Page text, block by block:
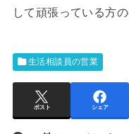
して頑張っている方
生活相談員の営業
ポスト シェア